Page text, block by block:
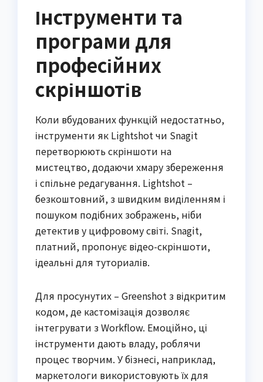
Інструменти та
програми для
професійних
скріншотів
Коли вбудованих функцій недостатньо,
інструменти як Lightshot чи Snagit
перетворюють скріншоти на
мистецтво, додаючи хмару збереження
і спільне редагування. Lightshot –
безкоштовний, з швидким виділенням і
пошуком подібних зображень, ніби
детектив у цифровому світі. Snagit,
платний, пропонує відео-скріншоти,
ідеальні для туториалів.
Для просунутих – Greenshot з відкритим
кодом, де кастомізація дозволяє
інтегрувати з Workflow. Емоційно, ці
інструменти дають владу, роблячи
процес творчим. У бізнесі, наприклад,
маркетологи використовують їх для